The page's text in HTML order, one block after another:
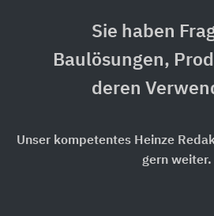
Sie haben
Baulösungen,
deren
Unser kompetentes Heinze
gern weiter.